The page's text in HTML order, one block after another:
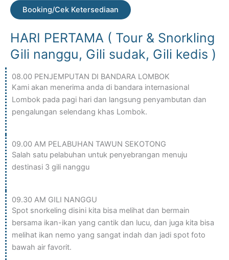
Booking/Cek Ketersediaan
HARI PERTAMA ( Tour & Snorkling
Gili nanggu, Gili sudak, Gili kedis )
08.00 PENJEMPUTAN DI BANDARA LOMBOK
Kami akan menerima anda di bandara internasional
Lombok pada pagi hari dan langsung penyambutan dan
pengalungan selendang khas Lombok.
09.00 AM PELABUHAN TAWUN SEKOTONG
Salah satu pelabuhan untuk penyebrangan menuju
destinasi 3 gili nanggu
09.30 AM GILI NANGGU
Spot snorkeling disini kita bisa melihat dan bermain
bersama ikan-ikan yang cantik dan lucu, dan juga kita bisa
melihat ikan nemo yang sangat indah dan jadi spot foto
bawah air favorit.